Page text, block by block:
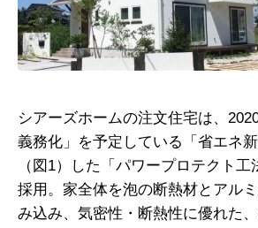
シアーズホームの注文住宅は、
義務化」を予定している「省エネ
（図1）した「パワープロテクト
採用。家全体を泡の断熱材とアル
み込み、気密性・断熱性に優れた